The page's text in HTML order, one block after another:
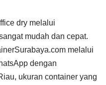
dry melalui
mudah dan cepat.
melalui
dengan
ukuran container yang